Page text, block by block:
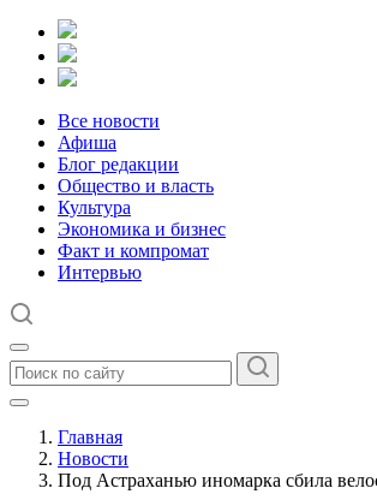
Все новости
Афиша
Блог редакции
Общество и власть
Культура
Экономика и бизнес
Факт и компромат
Интервью
Главная
Новости
Под Астраханью иномарка сбила